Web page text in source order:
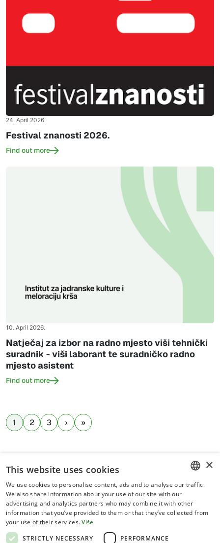
24. April 2026.
Festival znanosti 2026.
Find out more
10. April 2026.
Natječaj za izbor na radno mjesto viši tehnički
suradnik - viši laborant te suradničko radno
mjesto asistent
Find out more
1 2 3
Terms of use
ENGLISH
×
This website uses cookies
We use cookies to personalise content, ads and to analyse our traffic.
We also share information about your use of our site with our
advertising and analytics partners who may combine it with other
information that you’ve provided to them or that they’ve collected from
your use of their services. Više
STRICTLY NECESSARY
PERFORMANCE